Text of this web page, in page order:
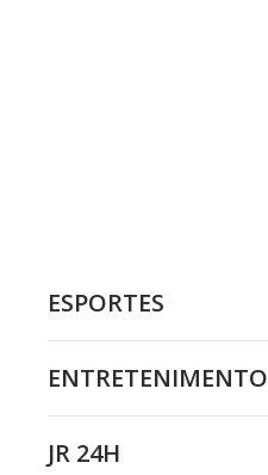
ESPORTES
ENTRETENIMENTO
JR 24H